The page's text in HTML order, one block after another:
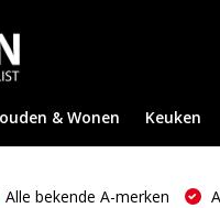
& Wonen Keuken
Alle bekende A-merken